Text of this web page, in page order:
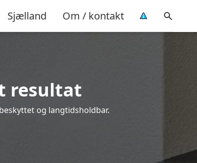
Sjælland Om / kontakt
resultat
og langtidsholdbar.